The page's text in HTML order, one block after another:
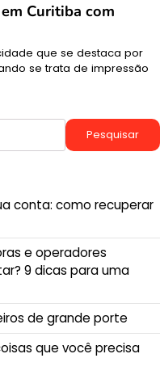
Curitiba com
que se destaca por
se trata de impressão
Pesquisar
conta: como recuperar
e operadores
9 dicas para uma
de grande porte
que você precisa